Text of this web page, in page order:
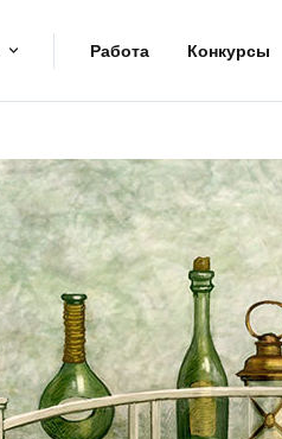
Работа Конкурсы